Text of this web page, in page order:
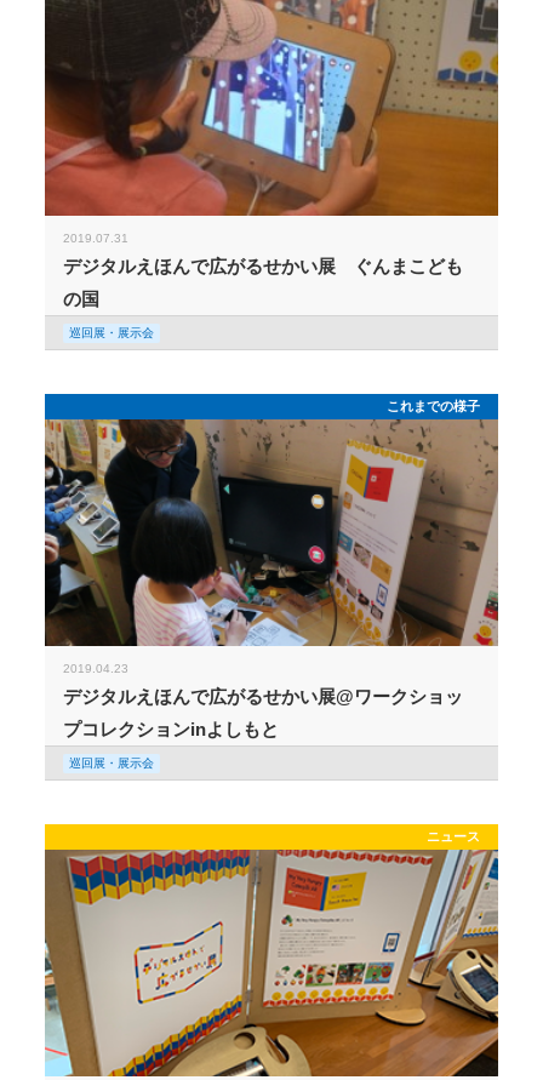
2019.07.31
デジタルえほんで広がるせかい展 ぐんまこども
の国
巡回展・展示会
これまでの様子
2019.04.23
デジタルえほんで広がるせかい展@ワークショッ
プコレクションinよしもと
巡回展・展示会
ニュース